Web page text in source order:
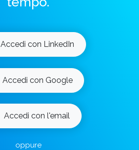
Accedi con LinkedIn
Accedi con Google
Accedi con l'email
oppure